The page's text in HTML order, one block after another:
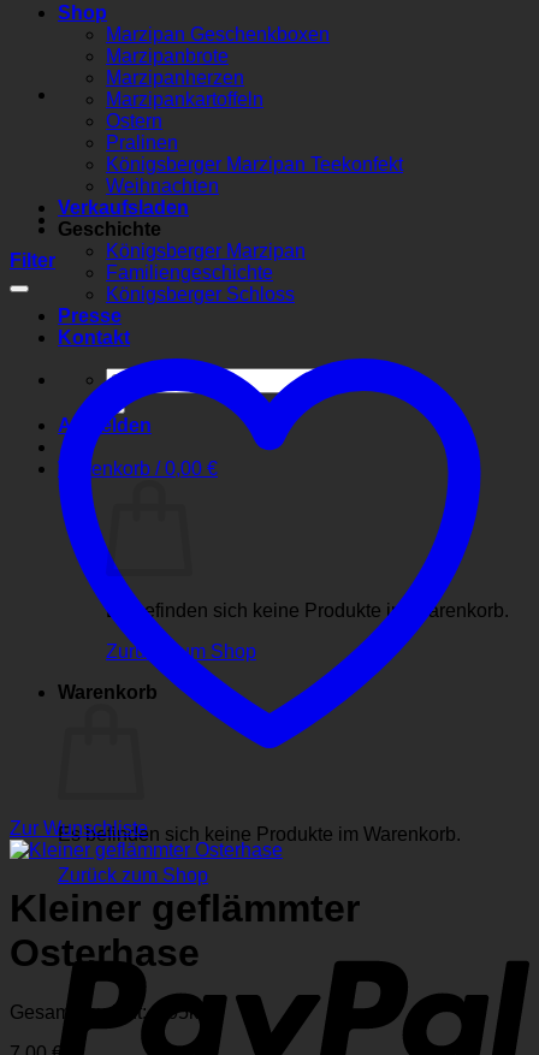
Shop
Marzipan Geschenkboxen
Marzipanbrote
Marzipanherzen
Marzipankartoffeln
Ostern
Pralinen
Königsberger Marzipan Teekonfekt
Weihnachten
Verkaufsladen
Geschichte
Königsberger Marzipan
Familiengeschichte
Königsberger Schloss
Presse
Kontakt
Suchen
nach:
Anmelden
Warenkorb /0,00 €
Es befinden sich keine Produkte im Warenkorb.
Zurück zum Shop
Warenkorb
Es befinden sich keine Produkte im Warenkorb.
Zurück zum Shop
Filter
Zur Wunschliste
Kleiner geflämmter
Osterhase
Gesamtgewicht: 0,05kg